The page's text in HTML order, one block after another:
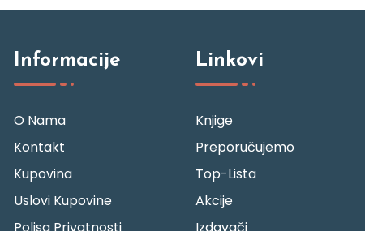
Informacije
O Nama
Kontakt
Kupovina
Uslovi Kupovine
Linkovi
Knjige
Preporučujemo
Top-Lista
Akcije